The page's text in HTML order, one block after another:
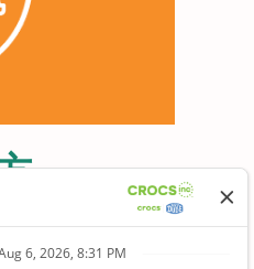
ざまな働き方を提供
サイトでの業務、リ
方の組み合わせの